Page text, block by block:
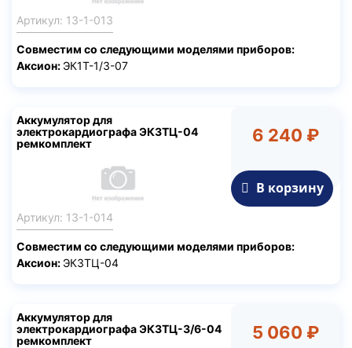
Артикул: 13-1-013
Совместим со следующими моделями приборов:
Аксион: ЭК1Т-1/3-07
6 240 ₽
В корзину
Аккумулятор для
электрокардиографа ЭК3ТЦ-04
ремкомплект
Артикул: 13-1-014
Совместим со следующими моделями приборов:
Аксион: ЭК3ТЦ-04
5 060 ₽
Аккумулятор для
электрокардиографа ЭК3ТЦ-3/6-04
ремкомплект